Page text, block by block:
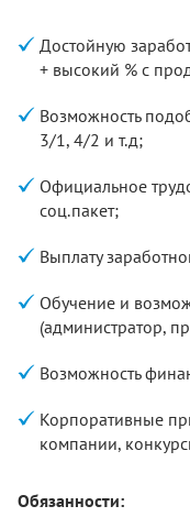
Достойную
+ высокий % с
Возможность
3/1, 4/2 и т.д;
Официальное
соц.пакет;
Выплату
Обучение и
(администратор,
Возможность
Корпоративные
компании,
Обязанности: